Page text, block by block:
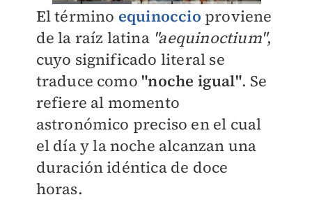
El término equinoccio proviene
de la raíz latina "aequinoctium",
cuyo significado literal se
traduce como "noche igual". Se
refiere al momento
astronómico preciso en el cual
el día y la noche alcanzan una
duración idéntica de doce
horas.